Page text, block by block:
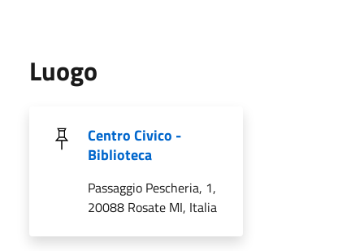
Luogo
Centro Civico -
Biblioteca
Passaggio Pescheria, 1,
20088 Rosate MI, Italia